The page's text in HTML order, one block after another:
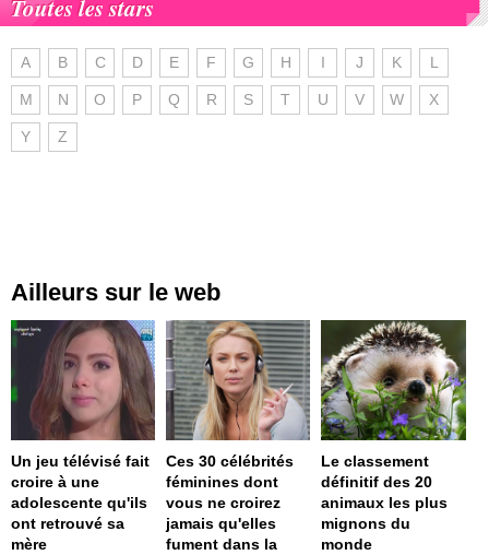
Toutes les stars
A B C D E F G H I J K L
M N O P Q R S T U V W X
Y Z
Ailleurs sur le web
Un jeu télévisé fait
croire à une
adolescente qu'ils
ont retrouvé sa
mère
Ces 30 célébrités
féminines dont
vous ne croirez
jamais qu'elles
fument dans la
Le classement
définitif des 20
animaux les plus
mignons du
monde